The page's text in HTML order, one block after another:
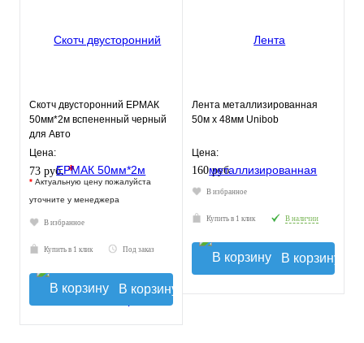
Скотч двусторонний ЕРМАК
50мм*2м вспененный черный
для Авто
Цена:
73 руб.*
* Актуальную цену пожалуйста
уточните у менеджера
В избранное
Купить в 1 клик Под заказ
В корзину
Лента металлизированная
50м х 48мм Unibob
Цена:
160 руб.
В избранное
Купить в 1 клик В наличии
В корзину